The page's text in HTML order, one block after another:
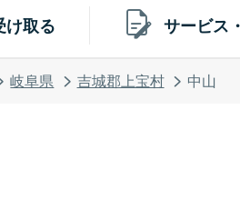
け取る サービス
岐阜県 吉城郡上宝村 中山